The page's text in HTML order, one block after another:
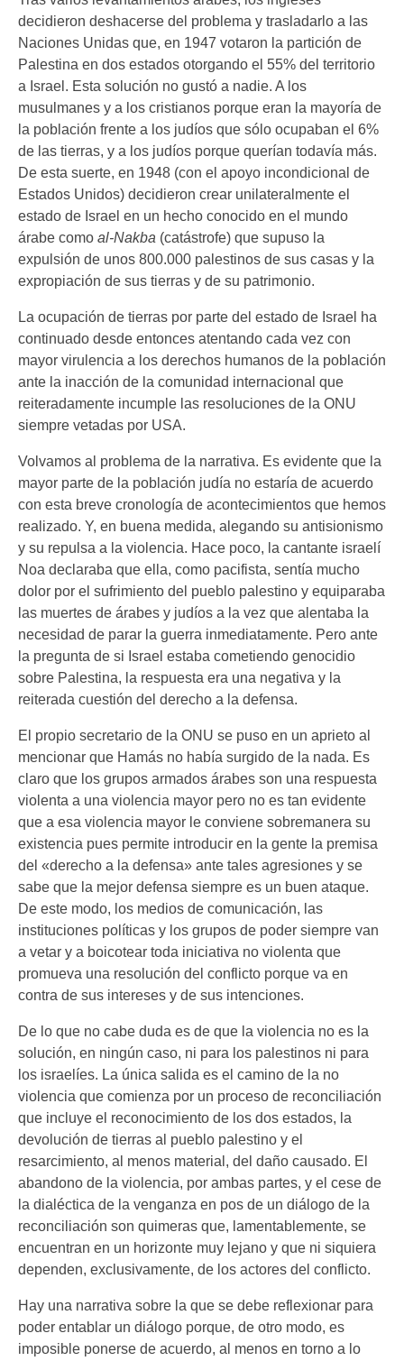
decidieron deshacerse del problema y trasladarlo a las
Naciones Unidas que, en 1947 votaron la partición de
Palestina en dos estados otorgando el 55% del territorio
a Israel. Esta solución no gustó a nadie. A los
musulmanes y a los cristianos porque eran la mayoría de
la población frente a los judíos que sólo ocupaban el 6%
de las tierras, y a los judíos porque querían todavía más.
De esta suerte, en 1948 (con el apoyo incondicional de
Estados Unidos) decidieron crear unilateralmente el
estado de Israel en un hecho conocido en el mundo
árabe como al-Nakba (catástrofe) que supuso la
expulsión de unos 800.000 palestinos de sus casas y la
expropiación de sus tierras y de su patrimonio.
La ocupación de tierras por parte del estado de Israel ha
continuado desde entonces atentando cada vez con
mayor virulencia a los derechos humanos de la población
ante la inacción de la comunidad internacional que
reiteradamente incumple las resoluciones de la ONU
siempre vetadas por USA.
Volvamos al problema de la narrativa. Es evidente que la
mayor parte de la población judía no estaría de acuerdo
con esta breve cronología de acontecimientos que hemos
realizado. Y, en buena medida, alegando su antisionismo
y su repulsa a la violencia. Hace poco, la cantante israelí
Noa declaraba que ella, como pacifista, sentía mucho
dolor por el sufrimiento del pueblo palestino y equiparaba
las muertes de árabes y judíos a la vez que alentaba la
necesidad de parar la guerra inmediatamente. Pero ante
la pregunta de si Israel estaba cometiendo genocidio
sobre Palestina, la respuesta era una negativa y la
reiterada cuestión del derecho a la defensa.
El propio secretario de la ONU se puso en un aprieto al
mencionar que Hamás no había surgido de la nada. Es
claro que los grupos armados árabes son una respuesta
violenta a una violencia mayor pero no es tan evidente
que a esa violencia mayor le conviene sobremanera su
existencia pues permite introducir en la gente la premisa
del «derecho a la defensa» ante tales agresiones y se
sabe que la mejor defensa siempre es un buen ataque.
De este modo, los medios de comunicación, las
instituciones políticas y los grupos de poder siempre van
a vetar y a boicotear toda iniciativa no violenta que
promueva una resolución del conflicto porque va en
contra de sus intereses y de sus intenciones.
De lo que no cabe duda es de que la violencia no es la
solución, en ningún caso, ni para los palestinos ni para
los israelíes. La única salida es el camino de la no
violencia que comienza por un proceso de reconciliación
que incluye el reconocimiento de los dos estados, la
devolución de tierras al pueblo palestino y el
resarcimiento, al menos material, del daño causado. El
abandono de la violencia, por ambas partes, y el cese de
la dialéctica de la venganza en pos de un diálogo de la
reconciliación son quimeras que, lamentablemente, se
encuentran en un horizonte muy lejano y que ni siquiera
dependen, exclusivamente, de los actores del conflicto.
Hay una narrativa sobre la que se debe reflexionar para
poder entablar un diálogo porque, de otro modo, es
imposible ponerse de acuerdo, al menos en torno a lo